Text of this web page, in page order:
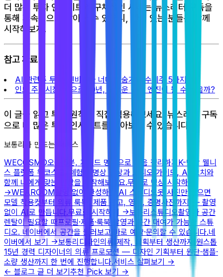
더 많은 투자 인사이트와 구체적인 사례는 뉴스레터 구독을
통해 지속적으로 받아볼 수 있으니, 관심 있는 분들은 함께
시작해보자.
참고 자료
AI 관련주 투자: 엔비디아 너머의 숨겨진 수혜주 5가지
인도 주식시장: 앞으로 10년, 새로운 성장 엔진이 될 수 있을까?
이 글을 읽고 투자 원칙을 직접 적용해보세요. 뉴스레터 구독
으로 더 많은 투자 인사이트를 받아보실 수 있습니다.
보통리가 만드는 서비스
WECOSMO오늘 5분, 가이드 명상으로 마음 정리하기 K-명상 웰니
스 플랫폼 위코스모. 체험형 명상 영상과 오디오 가이드, AI 코치와
함께 나에게 맞는 명상을 시작해보세요.무료로 명상 시작하기
→WEAROOM 촬영 없이 완성하는 AI 스튜디오옷 사진만 있으면
모델 착용컷부터 의류 룩북, 제품 광고, 영상, 증명사진까지 — 촬영
없이 AI로 만듭니다.무료로 시작하기 →보통리스튜디오촬영과 공간
렌탈이 필요할 때프로필·제품·룩북 촬영과 공간 대여가 가능한 스튜
디오. 네이버에서 공간을 둘러보고 바로 예약·문의할 수 있습니다.네
이버에서 보기 →보통리디자인의류 제작, 기획부터 생산까지 원스톱
15년 경력 디자이너의 의류 프로모션 — 디자인 기획부터 원단·샘플·
소량 생산까지 한 번에 진행합니다.서비스 살펴보기 →
← 블로그 글 더 보기추천 Pick 보기 →